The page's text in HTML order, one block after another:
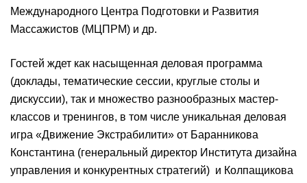
Международного Центра Подготовки и Развития
Массажистов (МЦПРМ) и др.
Гостей ждет как насыщенная деловая программа
(доклады, тематические сессии, круглые столы и
дискуссии), так и множество разнообразных мастер-
классов и тренингов, в том числе уникальная деловая
игра «Движение Экстрабилити» от Баранникова
Константина (генеральный директор Института дизайна
управления и конкурентных стратегий) и Колпащикова